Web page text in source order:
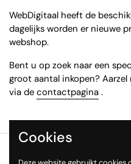
WebDigitaal heeft de
dagelijks worden er nieuwe
webshop.
Bent u op zoek naar een
groot aantal inkopen?
via de contactpagina .
Cookies